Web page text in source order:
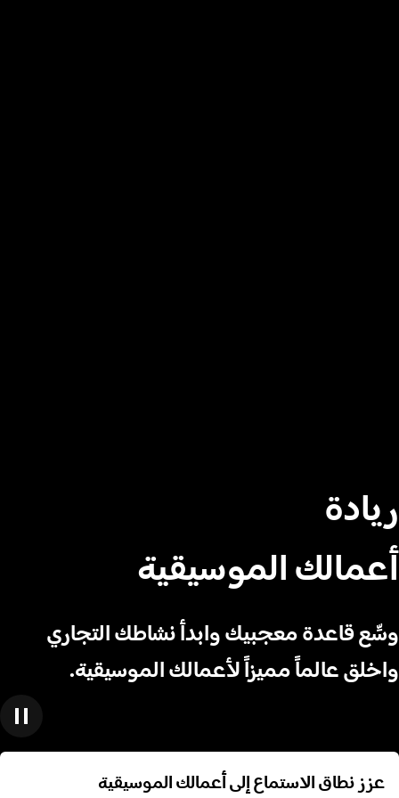
ريادة
أعمالك الموسيقية
وسِّع قاعدة معجبيك وابدأ نشاطك التجاري
واخلق عالماً مميزاً لأعمالك الموسيقية.
عزز نطاق الاستماع إلى أعمالك الموسيقية
عزز نطاق الاستماع إلى أعمالك الموسيقية